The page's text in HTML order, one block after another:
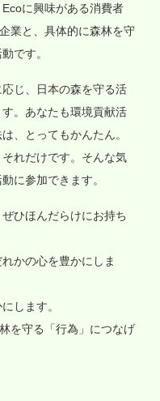
に興味がある消費者
業と、具体的に森林を守
です。
じ、日本の森を守る活
。あなたも環境貢献活
、とってもかんたん。
れだけです。そんな気
に参加できます。
ひほんだらけにお持ち
かの心を豊かにしま
します。
を守る「行為」につなげ